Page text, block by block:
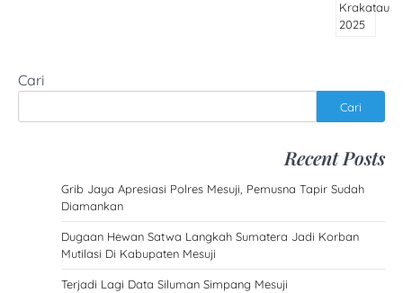
Cari
Cari
Recent Posts
Grib Jaya Apresiasi Polres Mesuji, Pemusna Tapir Sudah
Diamankan
Dugaan Hewan Satwa Langkah Sumatera Jadi Korban
Mutilasi Di Kabupaten Mesuji
Terjadi Lagi Data Siluman Simpang Mesuji